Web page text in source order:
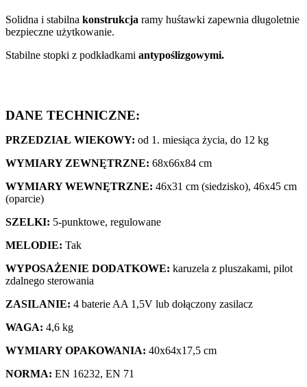
Solidna i stabilna konstrukcja ramy huśtawki zapewnia długoletnie
bezpieczne użytkowanie.
Stabilne stopki z podkładkami antypoślizgowymi.
DANE TECHNICZNE:
PRZEDZIAŁ WIEKOWY: od 1. miesiąca życia, do 12 kg
WYMIARY ZEWNĘTRZNE: 68x66x84 cm
WYMIARY WEWNĘTRZNE: 46x31 cm (siedzisko), 46x45 cm
(oparcie)
SZELKI: 5-punktowe, regulowane
MELODIE: Tak
WYPOSAŻENIE DODATKOWE: karuzela z pluszakami, pilot
zdalnego sterowania
ZASILANIE: 4 baterie AA 1,5V lub dołączony zasilacz
WAGA: 4,6 kg
WYMIARY OPAKOWANIA: 40x64x17,5 cm
NORMA: EN 16232, EN 71